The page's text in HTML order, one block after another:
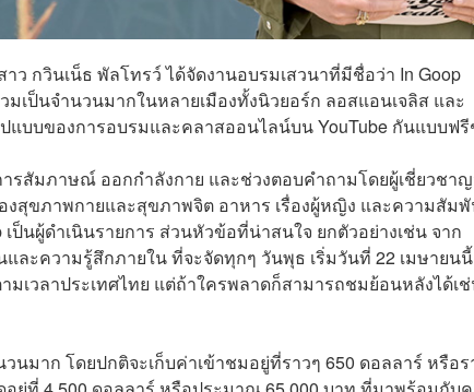
กวินเน็ธ พัลโทรว์ ได้จัดงานอบรมเสวนาที่มีชื่อว่า In Goop
เป็นจำนวนมากในหลายเมืองทั้งนิวยอร์ก ลอสแอนเจลิส และ
บบของการอบรมและคลาสออนไลน์บน YouTube กันแบบฟ
รสัมภาษณ์ ออกกำลังกาย และช่วงตอบคำถามโดยผู้เชี่ยวชา
งสุขภาพกายและสุขภาพจิต อาหาร เรื่องผู้หญิง และความสัม
ป็นผู้ดำเนินรายการ ส่วนหัวข้อที่น่าสนใจ ยกตัวอย่างเช่น จาก
และความรู้สึกภายใน ที่จะจัดทุกๆ วันพุธ เริ่มวันที่ 22 เมษายน
มเวลาประเทศไทย แต่ถ้าใครพลาดก็สามารถชมย้อนหลังได้เ
นมาก โดยปกติจะเก็บค่าเข้าชมอยู่ที่ราวๆ 650 ดอลลาร์ หรือร